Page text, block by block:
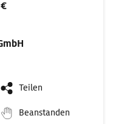
Teilen
Beanstanden